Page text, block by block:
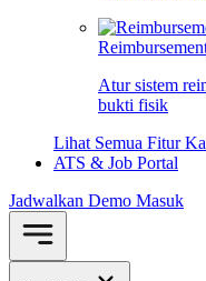
Atur sistem
bukti fisik
Lihat Semua Fitur
ATS & Job Portal
Jadwalkan Demo Masuk